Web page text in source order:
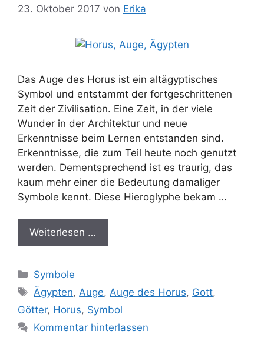
23. Oktober 2017 von Erika
Das Auge des Horus ist ein altägyptisches
Symbol und entstammt der fortgeschrittenen
Zeit der Zivilisation. Eine Zeit, in der viele
Wunder in der Architektur und neue
Erkenntnisse beim Lernen entstanden sind.
Erkenntnisse, die zum Teil heute noch genutzt
werden. Dementsprechend ist es traurig, das
kaum mehr einer die Bedeutung damaliger
Symbole kennt. Diese Hieroglyphe bekam …
Weiterlesen …
Kategorien
Symbole
Schlagwörter
Ägypten,Auge,Auge des Horus, Gott,
Götter, Horus, Symbol
Kommentar hinterlassen